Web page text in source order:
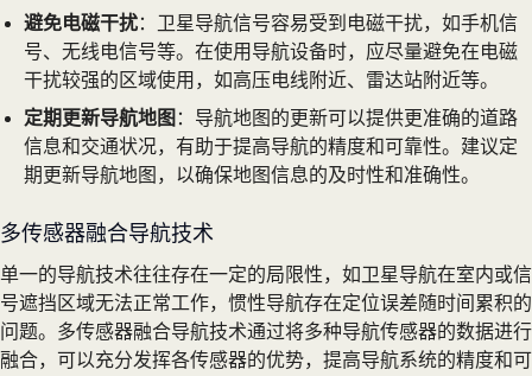
避免电磁干扰：卫星导航信号容易受到电磁干扰，如手机信
号、无线电信号等。在使用导航设备时，应尽量避免在电磁
干扰较强的区域使用，如高压电线附近、雷达站附近等。
定期更新导航地图 ：导航地图的更新可以提供更准确的道路
信息和交通状况，有助于提高导航的精度和可靠性。建议定
期更新导航地图，以确保地图信息的及时性和准确性。
多传感器融合导航技术
单一的导航技术往往存在一定的局限性，如卫星导航在室内或信
号遮挡区域无法正常工作，惯性导航存在定位误差随时间累积的
问题。多传感器融合导航技术通过将多种导航传感器的数据进行
融合，可以充分发挥各传感器的优势，提高导航系统的精度和可